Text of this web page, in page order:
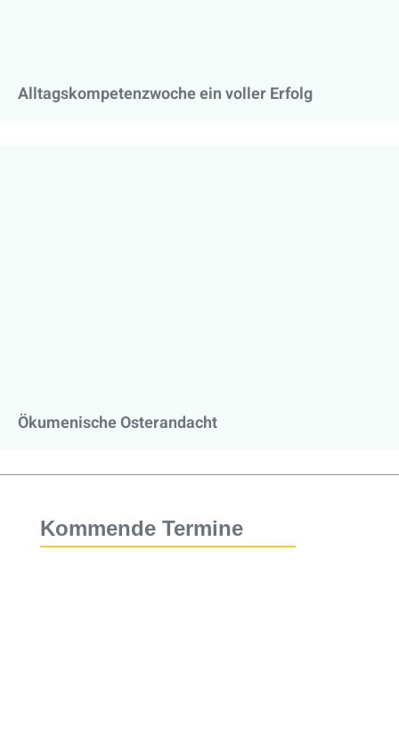
Alltagskompetenzwoche ein voller Erfolg
Ökumenische Osterandacht
Kommende Termine